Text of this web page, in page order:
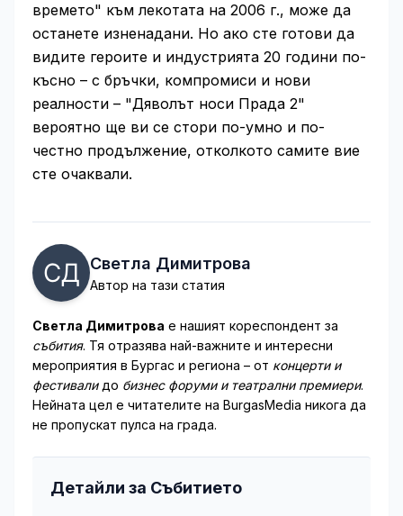
времето" към лекотата на 2006 г., може да
останете изненадани. Но ако сте готови да
видите героите и индустрията 20 години по-
късно – с бръчки, компромиси и нови
реалности – "Дяволът носи Прада 2"
вероятно ще ви се стори по-умно и по-
честно продължение, отколкото самите вие
сте очаквали.
Светла Димитрова
Автор на тази статия
Светла Димитрова е нашият кореспондент за
събития. Тя отразява най-важните и интересни
мероприятия в Бургас и региона – от концерти и
фестивалидо бизнес форуми и театрални премиери.
Нейната цел е читателите на BurgasMedia никога да
не пропускат пулса на града.
Детайли за Събитието